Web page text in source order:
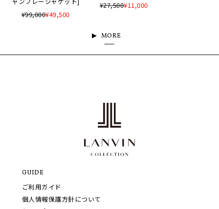
¥99,000¥49,500
¥27,500¥11,000
MORE
GUIDE
ご利用ガイド
個人情報保護方針について